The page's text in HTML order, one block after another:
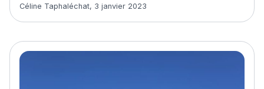
Article rédigé par
Céline Taphaléchat, 3 janvier 2023